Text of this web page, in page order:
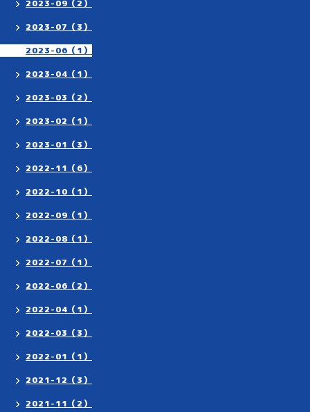
2023-09（2）
2023-07（3）
2023-06（1）
2023-04（1）
2023-03（2）
2023-02（1）
2023-01（3）
2022-11（6）
2022-10（1）
2022-09（1）
2022-08（1）
2022-07（1）
2022-06（2）
2022-04（1）
2022-03（3）
2022-01（1）
2021-12（3）
2021-11（2）